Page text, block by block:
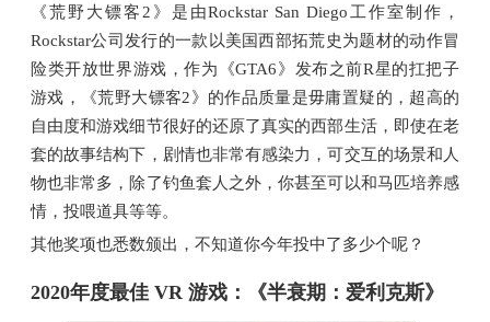
《荒野大镖客2》是由Rockstar San Diego工作室制作，
Rockstar公司发行的一款以美国西部拓荒史为题材的动作冒
险类开放世界游戏，作为《GTA6》发布之前R星的扛把子
游戏，《荒野大镖客2》的作品质量是毋庸置疑的，超高的
自由度和游戏细节很好的还原了真实的西部生活，即使在老
套的故事结构下，剧情也非常有感染力，可交互的场景和人
物也非常多，除了钓鱼套人之外，你甚至可以和马匹培养感
情，投喂道具等等。
其他奖项也悉数颁出，不知道你今年投中了多少个呢？
2020年度最佳 VR 游戏：《半衰期：爱利克斯》